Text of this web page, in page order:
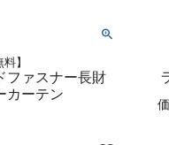
料】
ファスナー長財
ーテン